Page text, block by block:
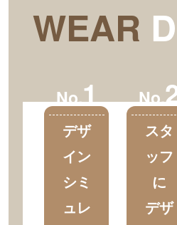
WEAR
No.1
デザ
イン
シミ
ュレ
No.
スタ
ッフ
に
デザ